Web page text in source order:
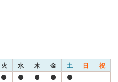
火 水 木 金 土 日 祝